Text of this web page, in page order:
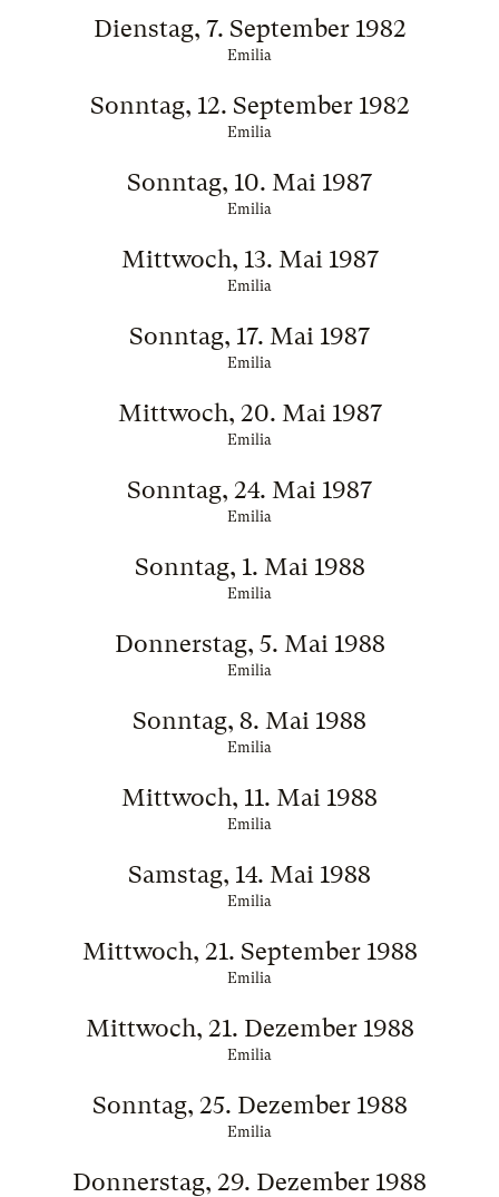
Dienstag, 7. September 1982
Emilia
Sonntag, 12. September 1982
Emilia
Sonntag, 10. Mai 1987
Emilia
Mittwoch, 13. Mai 1987
Emilia
Sonntag, 17. Mai 1987
Emilia
Mittwoch, 20. Mai 1987
Emilia
Sonntag, 24. Mai 1987
Emilia
Sonntag, 1. Mai 1988
Emilia
Donnerstag, 5. Mai 1988
Emilia
Sonntag, 8. Mai 1988
Emilia
Mittwoch, 11. Mai 1988
Emilia
Samstag, 14. Mai 1988
Emilia
Mittwoch, 21. September 1988
Emilia
Mittwoch, 21. Dezember 1988
Emilia
Sonntag, 25. Dezember 1988
Emilia
Donnerstag, 29. Dezember 1988